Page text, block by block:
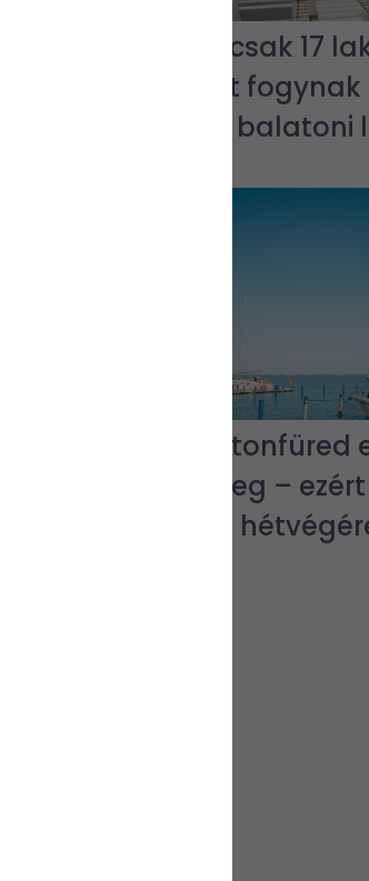
Már csak 17
miért
az új
Balatonfüred
pezseg –
csak